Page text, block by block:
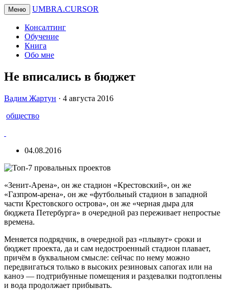
Меню UMBRA.CURSOR
Консалтинг
Обучение
Книга
Обо мне
Не вписались в бюджет
Вадим
Вадим Жартун · 4 августа 2016
общество
04.08.2016
«Зенит-Арена», он же стадион «Крестовский», он же
«Газпром-арена», он же «футбольный стадион в западной
части Крестовского острова», он же «черная дыра для
бюджета Петербурга» в очередной раз переживает непростые
времена.
Меняется подрядчик, в очередной раз «плывут» сроки и
бюджет проекта, да и сам недостроенный стадион плавает,
причём в буквальном смысле: сейчас по нему можно
передвигаться только в высоких резиновых сапогах или на
каноэ — подтрибунные помещения и раздевалки подтоплены
и вода продолжает прибывать.